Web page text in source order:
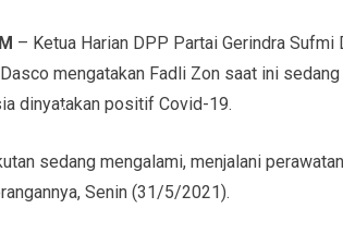
– Ketua Harian DPP Partai Gerindra
mengatakan Fadli Zon saat ini
dinyatakan positif Covid-19.
sedang mengalami, menjalani
Senin (31/5/2021).